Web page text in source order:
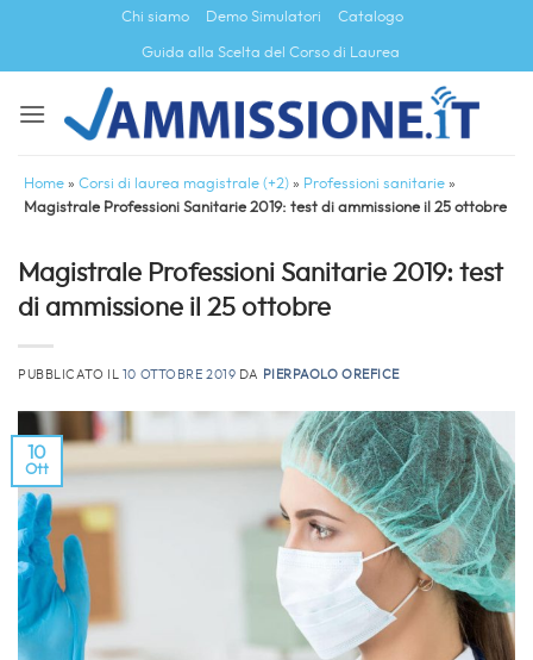
contenuti
Chi siamo Demo Simulatori Catalogo
Guida alla Scelta del Corso di Laurea
Home » Corsi di laurea magistrale (+2) » Professioni sanitarie »
Magistrale Professioni Sanitarie 2019: test di ammissione il 25 ottobre
Magistrale Professioni Sanitarie 2019: test
di ammissione il 25 ottobre
PUBBLICATO IL 10 OTTOBRE 2019 DA PIERPAOLO OREFICE
10
Ott